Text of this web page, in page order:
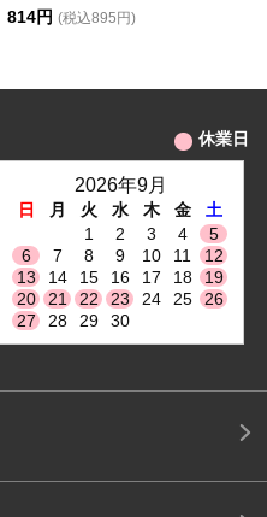
814円 (税込895円)
休業日
2026年9月
日 月 火 水 木 金
土
1
2 3 4
5
6
7 8 9 10 11
12
13
14 15 16 17 18
19
20
21 22 23 24 25
26
27
28 29 30